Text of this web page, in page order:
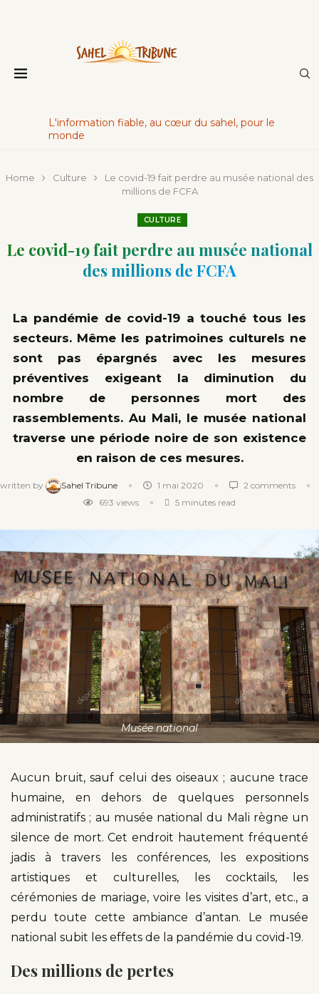
L'information fiable, au cœur du sahel, pour le
monde
Home Culture
Le covid-19 fait perdre au musée national des
millions de FCFA
CULTURE
Le covid-19 fait perdre au musée national
des millions de FCFA
La pandémie de covid-19 a touché tous les
secteurs. Même les patrimoines culturels ne
sont pas épargnés avec les mesures
préventives exigeant la diminution du
nombre de personnes mort des
rassemblements. Au Mali, le musée national
traverse une période noire de son existence
en raison de ces mesures.
written by Sahel Tribune 1 mai 2020
2 comments
693 views 5 minutes read
Musée national
Aucun bruit, sauf celui des oiseaux ; aucune trace
humaine, en dehors de quelques personnels
administratifs ; au musée national du Mali règne un
silence de mort. Cet endroit hautement fréquenté
jadis à travers les conférences, les expositions
artistiques et culturelles, les cocktails, les
cérémonies de mariage, voire les visites d’art, etc., a
perdu toute cette ambiance d’antan. Le musée
national subit les effets de la pandémie du covid-19.
Des millions de pertes